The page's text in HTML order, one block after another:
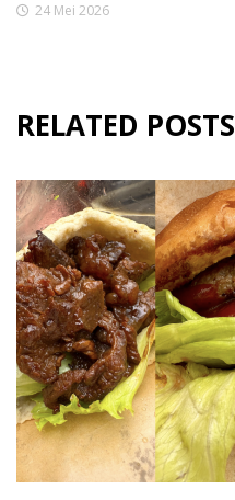
24 Mei 2026
RELATED POSTS